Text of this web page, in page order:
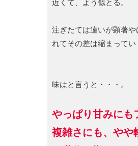
近くて、よう似とる。
注ぎたては違いが顕著
れてその差は縮まってい
味はと言うと・・・。
やっぱり甘みにも
複雑さにも、やや